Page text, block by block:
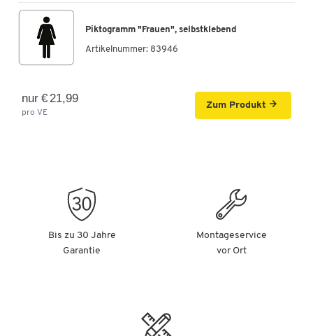
Piktogramm "Frauen", selbstklebend
Artikelnummer: 83946
nur € 21,99
pro VE
Zum Produkt
Bis zu 30 Jahre
Garantie
Montageservice
vor Ort